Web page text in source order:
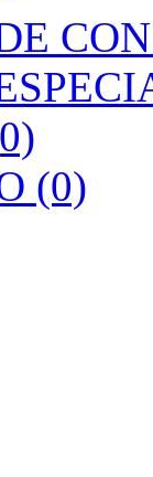
(0)